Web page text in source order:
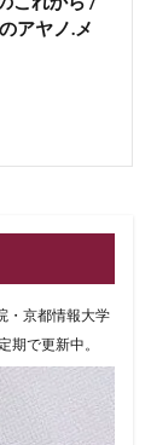
アヤノ.メ
・京都情報大学
期で更新中。